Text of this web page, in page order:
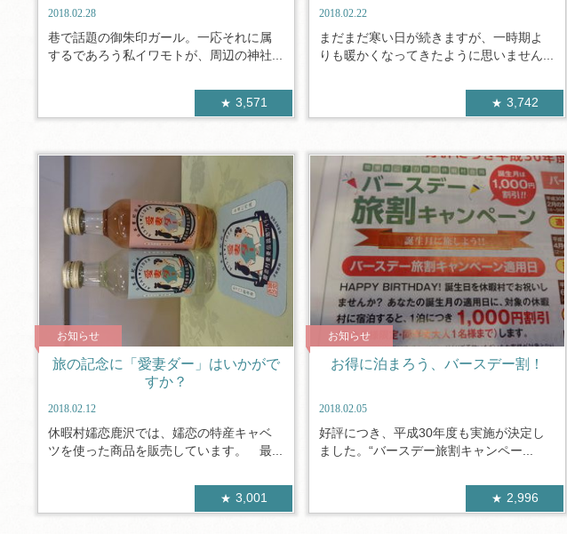
2018.02.28
巷で話題の御朱印ガール。一応それに属
するであろう私イワモトが、周辺の神社...
3,571
2018.02.22
まだまだ寒い日が続きますが、一時期よ
りも暖かくなってきたように思いません...
3,742
お知らせ
旅の記念に「愛妻ダー」はいかがで
すか？
2018.02.12
休暇村嬬恋鹿沢では、嬬恋の特産キャベ
ツを使った商品を販売しています。 最...
3,001
お知らせ
お得に泊まろう、バースデー割！
2018.02.05
好評につき、平成30年度も実施が決定し
ました。“バースデー旅割キャンペー...
2,996